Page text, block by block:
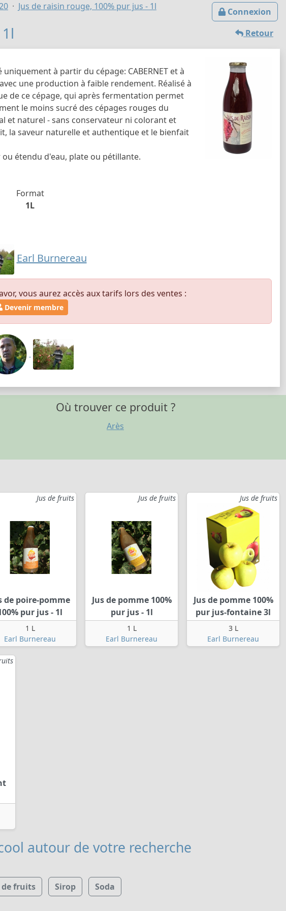
Connexion
Jus de raisin rouge, 100% pur jus - 1l
Retour
à partir du cépage: CABERNET et à
une production à faible rendement. Réalisé à
de ce cépage, qui après fermentation permet
le moins sucré des cépages rouges du
et naturel - sans conservateur ni colorant et
la saveur naturelle et authentique et le bienfait
étendu d'eau, plate ou pétillante.
Format
1L
Earl Burnereau
vous aurez accès aux tarifs lors des ventes :
Devenir membre
Où trouver ce produit ?
Arès
Jus de fruits
de poire-pomme
pur jus - 1l
1 L
Earl Burnereau
Jus de fruits
Jus de pomme 100%
pur jus - 1l
1 L
Earl Burnereau
Jus de fruits
Jus de pomme 100%
pur jus-fontaine 3l
3 L
Earl Burnereau
autour de votre recherche
de fruits Sirop Soda